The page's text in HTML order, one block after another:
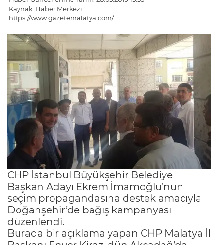
Kaynak: Haber Merkezi
https://www.gazetemalatya.com/
CHP İstanbul Büyükşehir Belediye
Başkan Adayı Ekrem İmamoğlu’nun
seçim propagandasına destek amacıyla
Doğanşehir’de bağış kampanyası
düzenlendi.
Burada bir açıklama yapan CHP Malatya İl